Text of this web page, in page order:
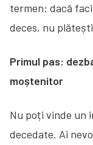
termen: dacă
deces, nu
Primul pas:
moștenitor
Nu poți vinde un
decedate. Ai